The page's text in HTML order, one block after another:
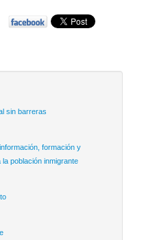
sin barreras
formación y
población inmigrante